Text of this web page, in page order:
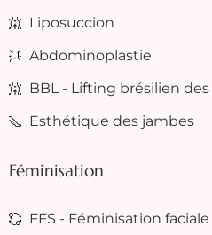
Liposuccion
Abdominoplastie
BBL - Lifting brésilien des
Esthétique des jambes
Féminisation
FFS - Féminisation faciale